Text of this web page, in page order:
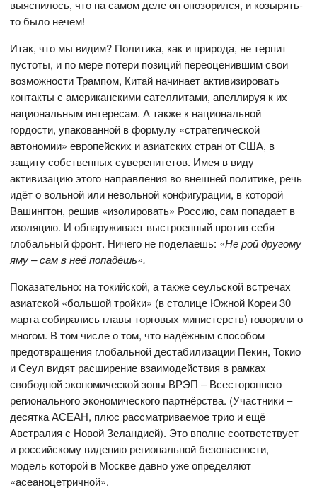
выяснилось, что на самом деле он опозорился, и козырять-
то было нечем!
Итак, что мы видим? Политика, как и природа, не терпит
пустоты, и по мере потери позиций переоценившим свои
возможности Трампом, Китай начинает активизировать
контакты с американскими сателлитами, апеллируя к их
национальным интересам. А также к национальной
гордости, упакованной в формулу «стратегической
автономии» европейских и азиатских стран от США, в
защиту собственных суверенитетов. Имея в виду
активизацию этого направления во внешней политике, речь
идёт о вольной или невольной конфигурации, в которой
Вашингтон, решив «изолировать» Россию, сам попадает в
изоляцию. И обнаруживает выстроенный против себя
глобальный фронт. Ничего не поделаешь: «Не рой другому
яму – сам в неё попадёшь».
Показательно: на токийской, а также сеульской встречах
азиатской «большой тройки» (в столице Южной Кореи 30
марта собирались главы торговых министерств) говорили о
многом. В том числе о том, что надёжным способом
предотвращения глобальной дестабилизации Пекин, Токио
и Сеул видят расширение взаимодействия в рамках
свободной экономической зоны ВРЭП – Всестороннего
регионального экономического партнёрства. (Участники –
десятка АСЕАН, плюс рассматриваемое трио и ещё
Австралия с Новой Зеландией). Это вполне соответствует
и российскому видению региональной безопасности,
модель которой в Москве давно уже определяют
«асеаноцетричной».